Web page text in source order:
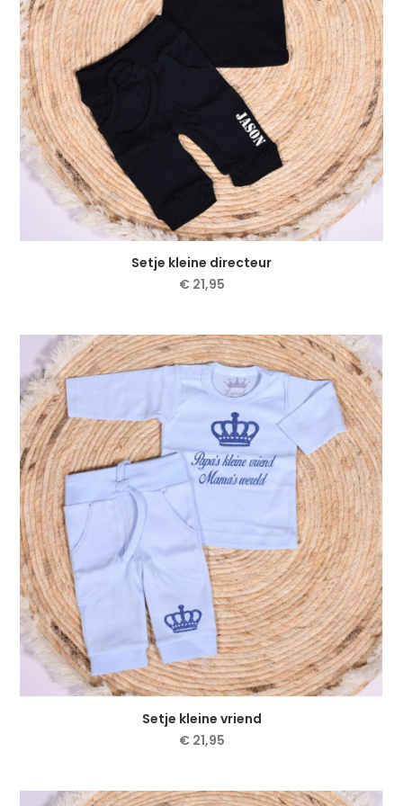
productpagina
Setje kleine directeur
€21,95
heeft
meerdere
variaties.
Deze
optie
kan
gekozen
worden
op
Setje kleine vriend
€21,95
heeft